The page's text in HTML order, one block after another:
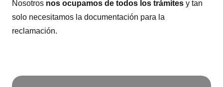
Nosotros nos ocupamos de todos los trámites y tan
solo necesitamos la documentación para la
reclamación.